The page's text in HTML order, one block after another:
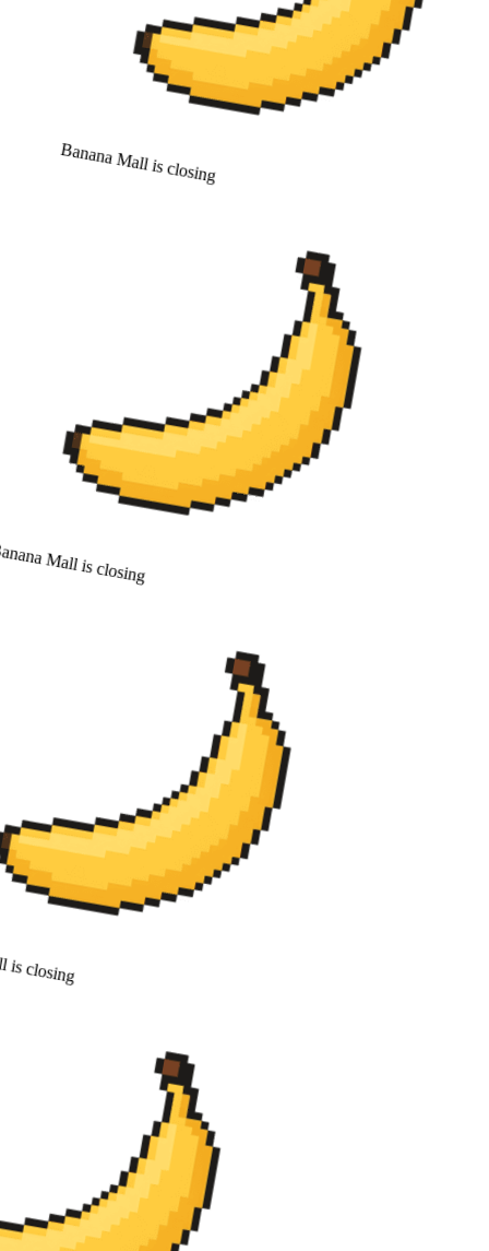
Banana Mall is closing
Mall is closing
closing